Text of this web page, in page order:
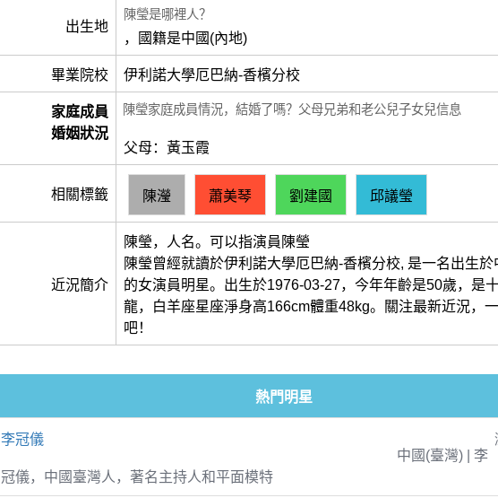
出生地
陳瑩是哪裡人？
，國籍是中國(內地)
畢業院校 伊利諾大學厄巴納-香檳分校
家庭成員
婚姻狀況
陳瑩家庭成員情況，結婚了嗎？父母兄弟和老公兒子女兒信息
父母：黃玉霞
相關標籤 陳瀅 蕭美琴 劉建國 邱議瑩
近況簡介
陳瑩，人名。可以指演員陳瑩
陳瑩曾經就讀於伊利諾大學厄巴納-香檳分校, 是一名出生於
的女演員明星。出生於1976-03-27，今年年齡是50歲，是
龍，白羊座星座淨身高166cm體重48kg。關注最新近況，
吧！
熱門明星
李冠儀
中國(臺灣) | 李
冠儀，中國臺灣人，著名主持人和平面模特